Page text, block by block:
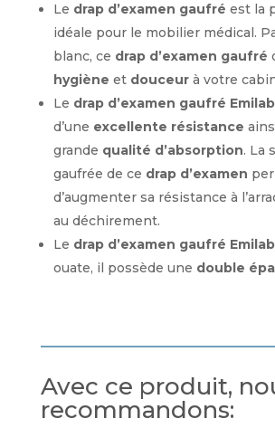
EMILABO
GAUFRE
BLANC
PLIS
50X35
Le drap d’examen gaufré est la
idéale pour le mobilier médical.
blanc, ce drap d’examen gaufré
hygiène et douceurà votre
Le drap d’examen gaufré
d’une excellente résistance
grande qualité d’absorption. La
gaufrée de ce drap d’examen
d’augmenter sa résistance à
au déchirement.
Le drap d’examen gaufré
ouate, il possède une double
Avec ce produit,
recommandons: